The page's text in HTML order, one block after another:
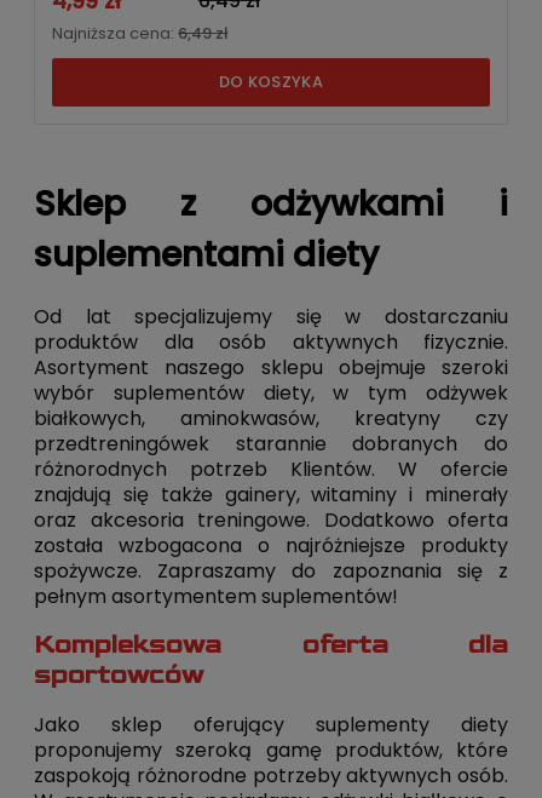
Najniższa cena: 6,49 zł
DO KOSZYKA
Sklep z odżywkami i
suplementami diety
Od lat specjalizujemy się w dostarczaniu
produktów dla osób aktywnych fizycznie.
Asortyment naszego sklepu obejmuje szeroki
wybór suplementów diety, w tym odżywek
białkowych, aminokwasów, kreatyny czy
przedtreningówek starannie dobranych do
różnorodnych potrzeb Klientów. W ofercie
znajdują się także gainery, witaminy i minerały
oraz akcesoria treningowe. Dodatkowo oferta
została wzbogacona o najróżniejsze produkty
spożywcze. Zapraszamy do zapoznania się z
pełnym asortymentem suplementów!
Kompleksowa oferta dla
sportowców
Jako sklep oferujący suplementy diety
proponujemy szeroką gamę produktów, które
zaspokoją różnorodne potrzeby aktywnych osób.